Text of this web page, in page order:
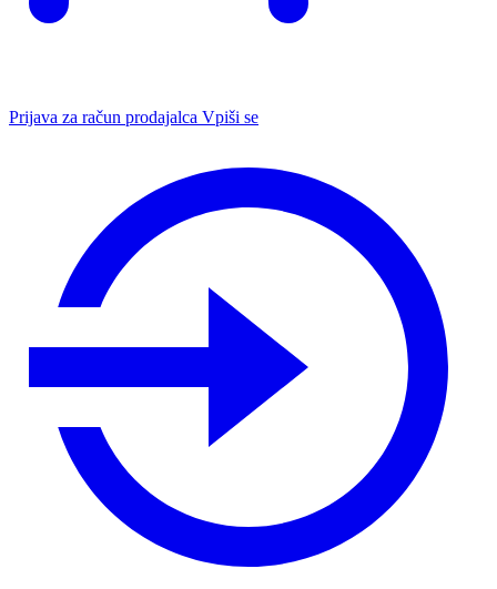
Prijava za račun prodajalca Vpiši se